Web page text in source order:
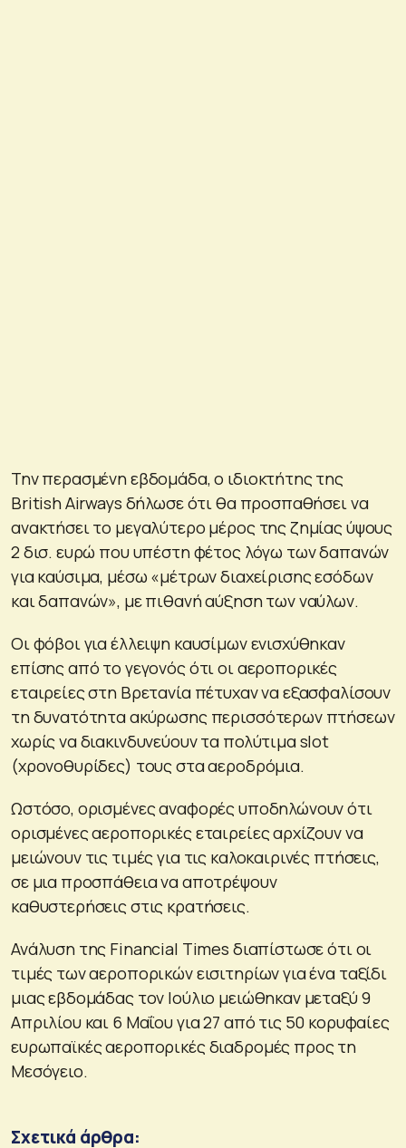
Την περασμένη εβδομάδα, ο ιδιοκτήτης της
British Airways δήλωσε ότι θα προσπαθήσει να
ανακτήσει το μεγαλύτερο μέρος της ζημίας ύψους
2 δισ. ευρώ που υπέστη φέτος λόγω των δαπανών
για καύσιμα, μέσω «μέτρων διαχείρισης εσόδων
και δαπανών», με πιθανή αύξηση των ναύλων.
Οι φόβοι για έλλειψη καυσίμων ενισχύθηκαν
επίσης από το γεγονός ότι οι αεροπορικές
εταιρείες στη Βρετανία πέτυχαν να εξασφαλίσουν
τη δυνατότητα ακύρωσης περισσότερων πτήσεων
χωρίς να διακινδυνεύουν τα πολύτιμα slot
(χρονοθυρίδες) τους στα αεροδρόμια.
Ωστόσο, ορισμένες αναφορές υποδηλώνουν ότι
ορισμένες αεροπορικές εταιρείες αρχίζουν να
μειώνουν τις τιμές για τις καλοκαιρινές πτήσεις,
σε μια προσπάθεια να αποτρέψουν
καθυστερήσεις στις κρατήσεις.
Ανάλυση της Financial Times διαπίστωσε ότι οι
τιμές των αεροπορικών εισιτηρίων για ένα ταξίδι
μιας εβδομάδας τον Ιούλιο μειώθηκαν μεταξύ 9
Απριλίου και 6 Μαΐου για 27 από τις 50 κορυφαίες
ευρωπαϊκές αεροπορικές διαδρομές προς τη
Μεσόγειο.
Σχετικά άρθρα: